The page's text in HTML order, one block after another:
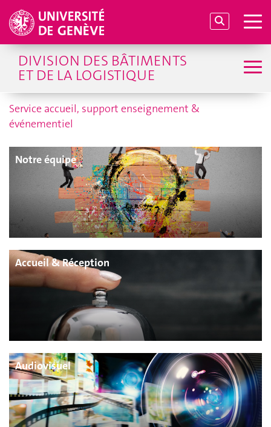
DIVISION DES BÂTIMENTS
ET DE LA LOGISTIQUE
Service accueil, support enseignement &
événementiel
Notre équipe
Accueil & Réception
Audiovisuel